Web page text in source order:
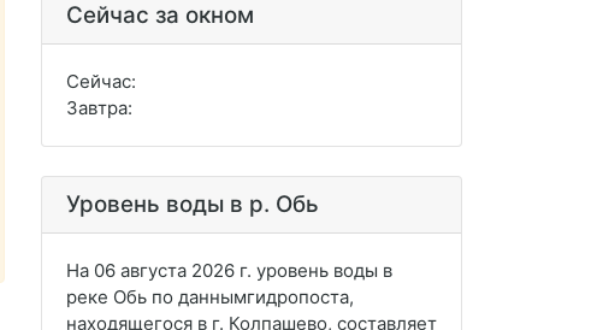
Сейчас за окном
Сейчас:
Завтра:
Уровень воды в р. Обь